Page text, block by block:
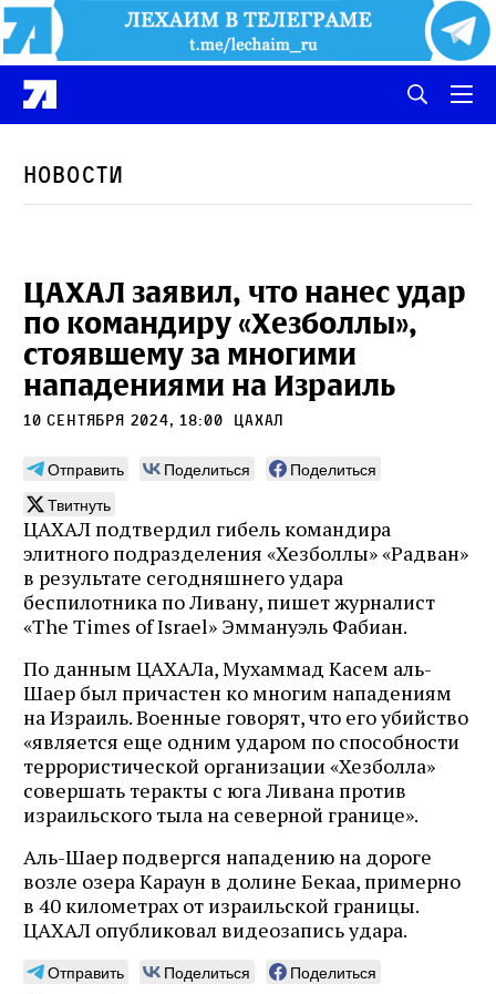
Новости
ЦАХАЛ заявил, что нанес удар
по командиру «Хезболлы»,
стоявшему за многими
нападениями на Израиль
10 сентября 2024, 18:00 ЦАХАЛ
Отправить Поделиться
Поделиться
Твитнуть
ЦАХАЛ подтвердил гибель командира
элитного подразделения «Хезболлы» «Радван»
в результате сегодняшнего удара
беспилотника по Ливану, пишет журналист
«The Times of Israel» Эммануэль Фабиан.
По данным ЦАХАЛа, Мухаммад Касем аль-
Шаер был причастен ко многим нападениям
на Израиль. Военные говорят, что его убийство
«является еще одним ударом по способности
террористической организации «Хезболла»
совершать теракты с юга Ливана против
израильского тыла на северной границе».
Аль-Шаер подвергся нападению на дороге
возле озера Караун в долине Бекаа, примерно
в 40 километрах от израильской границы.
ЦАХАЛ опубликовал видеозапись удара.
Отправить Поделиться
Поделиться